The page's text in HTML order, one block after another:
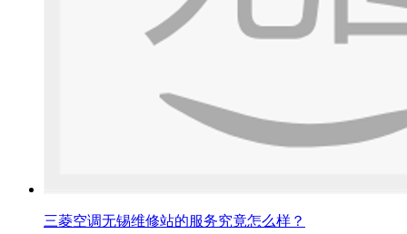
三菱空调无锡维修站的服务究竟怎么样？